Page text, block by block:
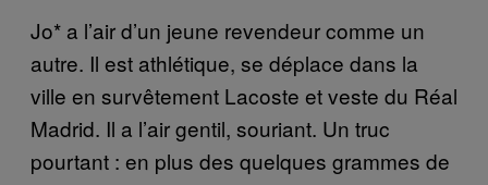
Jo* a l’air d’un jeune revendeur comme un
autre. Il est athlétique, se déplace dans la
ville en survêtement Lacoste et veste du Réal
Madrid. Il a l’air gentil, souriant. Un truc
pourtant : en plus des quelques grammes de